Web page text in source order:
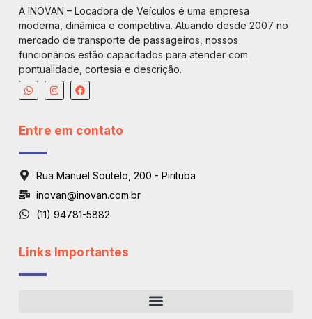
A INOVAN – Locadora de Veículos é uma empresa
moderna, dinâmica e competitiva. Atuando desde 2007 no
mercado de transporte de passageiros, nossos
funcionários estão capacitados para atender com
pontualidade, cortesia e descrição.
Entre em contato
Rua Manuel Soutelo, 200 - Pirituba
inovan@inovan.com.br
(11) 94781-5882
Links Importantes